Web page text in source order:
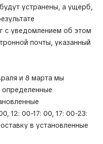
устранены, а ущерб,
с уведомлением об этом
почты, указанный
и 8 марта мы
12: 00-17: 00, 17: 00-23:
в установленные